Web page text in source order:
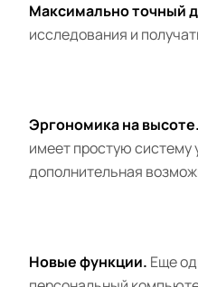
Максимально точный
исследования и
Эргономика на высоте.
имеет простую систему
дополнительная
Новые функции. Еще